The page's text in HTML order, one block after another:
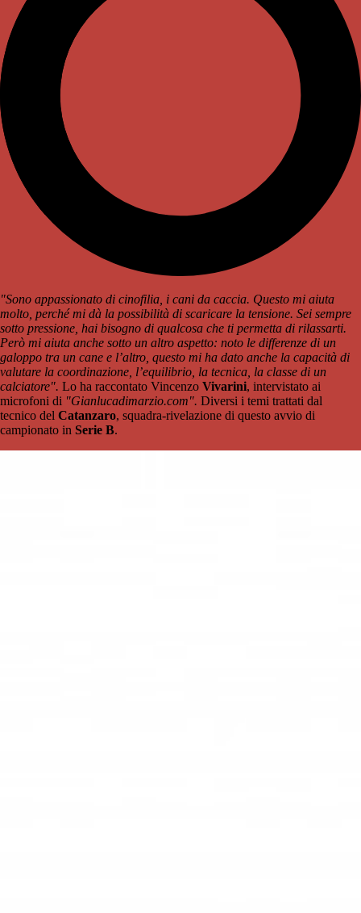
"Sono appassionato di cinofilia, i cani da caccia. Questo mi aiuta
molto, perché mi dà la possibilità di scaricare la tensione. Sei sempre
sotto pressione, hai bisogno di qualcosa che ti permetta di rilassarti.
Però mi aiuta anche sotto un altro aspetto: noto le differenze di un
galoppo tra un cane e l’altro, questo mi ha dato anche la capacità di
valutare la coordinazione, l’equilibrio, la tecnica, la classe di un
calciatore". Lo ha raccontato Vincenzo Vivarini, intervistato ai
microfoni di "Gianlucadimarzio.com". Diversi i temi trattati dal
tecnico del Catanzaro, squadra-rivelazione di questo avvio di
campionato in Serie B.